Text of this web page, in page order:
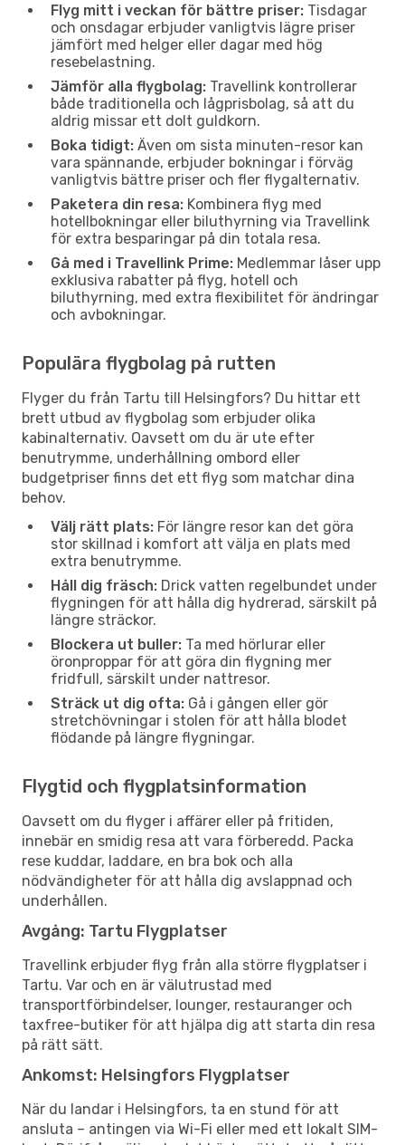
Flyg mitt i veckan för bättre priser: Tisdagar
och onsdagar erbjuder vanligtvis lägre priser
jämfört med helger eller dagar med hög
resebelastning.
Jämför alla flygbolag: Travellink kontrollerar
både traditionella och lågprisbolag, så att du
aldrig missar ett dolt guldkorn.
Boka tidigt: Även om sista minuten-resor kan
vara spännande, erbjuder bokningar i förväg
vanligtvis bättre priser och fler flygalternativ.
Paketera din resa: Kombinera flyg med
hotellbokningar eller biluthyrning via Travellink
för extra besparingar på din totala resa.
Gå med i Travellink Prime: Medlemmar låser upp
exklusiva rabatter på flyg, hotell och
biluthyrning, med extra flexibilitet för ändringar
och avbokningar.
Populära flygbolag på rutten
Flyger du från Tartu till Helsingfors? Du hittar ett
brett utbud av flygbolag som erbjuder olika
kabinalternativ. Oavsett om du är ute efter
benutrymme, underhållning ombord eller
budgetpriser finns det ett flyg som matchar dina
behov.
Välj rätt plats: För längre resor kan det göra
stor skillnad i komfort att välja en plats med
extra benutrymme.
Håll dig fräsch: Drick vatten regelbundet under
flygningen för att hålla dig hydrerad, särskilt på
längre sträckor.
Blockera ut buller: Ta med hörlurar eller
öronproppar för att göra din flygning mer
fridfull, särskilt under nattresor.
Sträck ut dig ofta: Gå i gången eller gör
stretchövningar i stolen för att hålla blodet
flödande på längre flygningar.
Flygtid och flygplatsinformation
Oavsett om du flyger i affärer eller på fritiden,
innebär en smidig resa att vara förberedd. Packa
rese kuddar, laddare, en bra bok och alla
nödvändigheter för att hålla dig avslappnad och
underhållen.
Avgång: Tartu Flygplatser
Travellink erbjuder flyg från alla större flygplatser i
Tartu. Var och en är välutrustad med
transportförbindelser, lounger, restauranger och
taxfree-butiker för att hjälpa dig att starta din resa
på rätt sätt.
Ankomst: Helsingfors Flygplatser
När du landar i Helsingfors, ta en stund för att
ansluta – antingen via Wi-Fi eller med ett lokalt SIM-